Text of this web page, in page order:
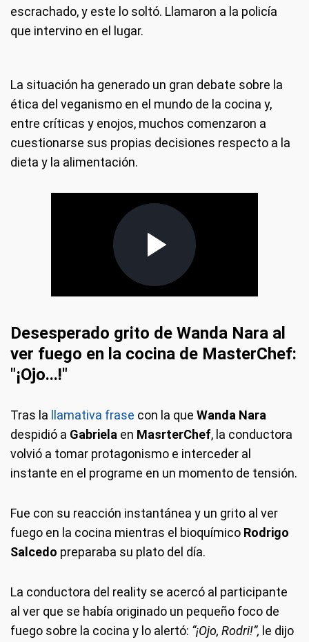
escrachado, y este lo soltó. Llamaron a la policía
que intervino en el lugar.
La situación ha generado un gran debate sobre la
ética del veganismo en el mundo de la cocina y,
entre críticas y enojos, muchos comenzaron a
cuestionarse sus propias decisiones respecto a la
dieta y la alimentación.
Desesperado grito de Wanda Nara al
ver fuego en la cocina de MasterChef:
"¡Ojo...!"
Tras la llamativa frase con la que Wanda Nara
despidió a Gabriela en MasrterChef, la conductora
volvió a tomar protagonismo e interceder al
instante en el programe en un momento de tensión.
Fue con su reacción instantánea y un grito al ver
fuego en la cocina mientras el bioquímico Rodrigo
Salcedo preparaba su plato del día.
La conductora del reality se acercó al participante
al ver que se había originado un pequeño foco de
fuego sobre la cocina y lo alertó: “¡Ojo, Rodri!”, le dijo